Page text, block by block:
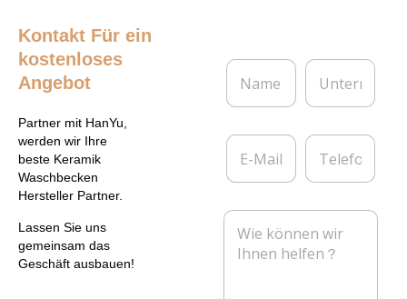
Kontakt Für ein
kostenloses
Angebot
Partner mit HanYu,
werden wir Ihre
beste Keramik
Waschbecken
Hersteller Partner.
Lassen Sie uns
gemeinsam das
Geschäft ausbauen!
N
m
*
U
t
r
h
n
E
M
i
T
l
f
o
n
N